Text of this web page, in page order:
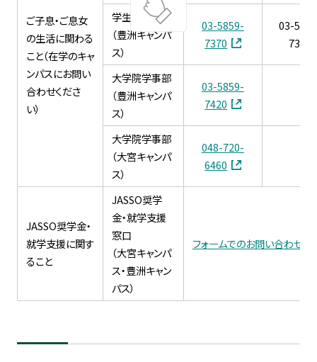
ご子息・ご息女
の生活に関わる
こと（在学のキャ
ンパスにお問い
合わせくださ
い）
学生課
（豊洲キャンパ
ス）
03-5859-
7370
03-
7371
大学院学事部
（豊洲キャンパ
ス）
03-5859-
7420
大学院学事部
（大宮キャンパ
ス）
048-720-
6460
JASSO奨学金・
就学支援に関す
ること
JASSO奨学
金・就学支援
窓口
（大宮キャンパ
ス・豊洲キャン
パス）
フォームでのお問い合わせ